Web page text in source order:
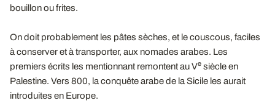
bouillon ou frites.
On doit probablement les pâtes sèches, et le couscous, faciles
à conserver et à transporter, aux nomades arabes. Les
premiers écrits les mentionnant remontent au Ve siècle en
Palestine. Vers 800, la conquête arabe de la Sicile les aurait
introduites en Europe.